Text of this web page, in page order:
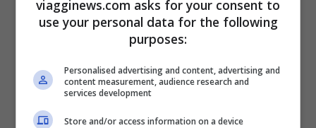
ore 12.00 del venerdìefino alle ore 12.00
del lunedì successivoe nel periodo
compresotra venerdì 11 giugno e
domenica 27 settembre 2021
viagginews.com asks for your consent to
use your personal data for the following
purposes:
Personalised advertising and content, advertising and
content measurement, audience research and
services development
Store and/or access information on a device